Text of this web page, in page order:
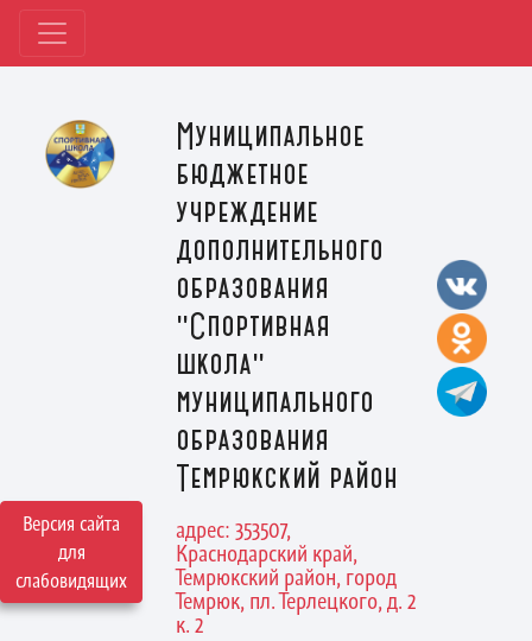
Версия сайта
для
слабовидящих
Муниципальное
бюджетное
учреждение
дополнительного
образования
"Спортивная
школа"
муниципального
образования
Темрюкский район
адрес: 353507,
Краснодарский край,
Темрюкский район, город
Темрюк, пл. Терлецкого, д. 2
к. 2